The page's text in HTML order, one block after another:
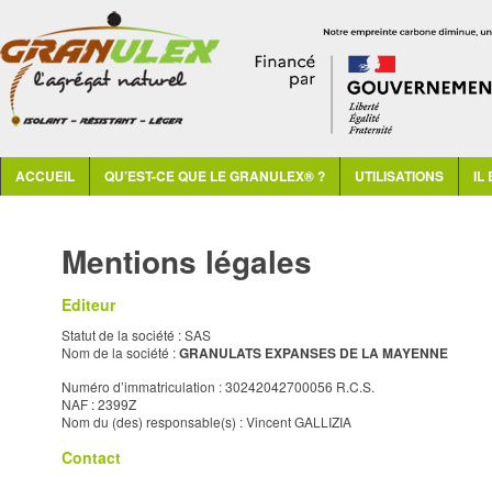
ALLER AU CONTENU PRINCIPAL
ALLER AU CONTENU SECONDAIRE
ACCUEIL QU’EST-CE QUE LE GRANULEX® ? UTILISATIONS IL
Mentions légales
Editeur
Statut de la société : SAS
Nom de la société :GRANULATS EXPANSES DE LA MAYENNE
Numéro d’immatriculation : 30242042700056 R.C.S.
NAF : 2399Z
Nom du (des) responsable(s) : Vincent GALLIZIA
Contact